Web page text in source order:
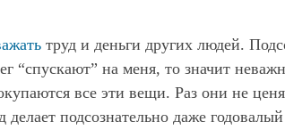
труд и деньги других людей.
“спускают” на меня, то значит
все эти вещи. Раз они не
делает подсознательно даже